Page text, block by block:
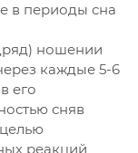
в периоды сна
ношении
каждые 5-6
его
сняв
реакций